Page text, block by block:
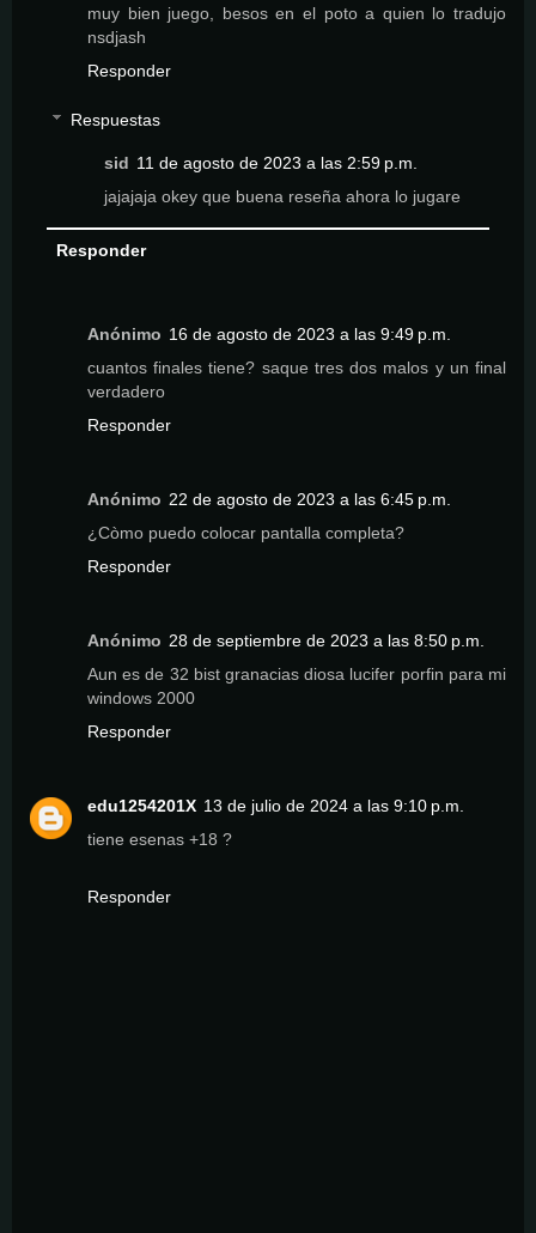
muy bien juego, besos en el poto a quien lo tradujo
nsdjash
Responder
Respuestas
sid 11 de agosto de 2023 a las 2:59 p.m.
jajajaja okey que buena reseña ahora lo jugare
Responder
Anónimo 16 de agosto de 2023 a las 9:49 p.m.
cuantos finales tiene? saque tres dos malos y un final
verdadero
Responder
Anónimo 22 de agosto de 2023 a las 6:45 p.m.
¿Còmo puedo colocar pantalla completa?
Responder
Anónimo 28 de septiembre de 2023 a las 8:50 p.m.
Aun es de 32 bist granacias diosa lucifer porfin para mi
windows 2000
Responder
edu1254201X 13 de julio de 2024 a las 9:10 p.m.
tiene esenas +18 ?
Responder